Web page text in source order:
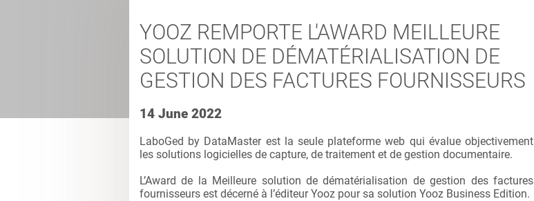
YOOZ REMPORTE L'AWARD MEILLEURE
SOLUTION DE DÉMATÉRIALISATION DE
GESTION DES FACTURES FOURNISSEURS
14 June 2022
LaboGed by DataMaster est la seule plateforme web qui évalue objectivement
les solutions logicielles de capture, de traitement et de gestion documentaire.
L’Award de la Meilleure solution de dématérialisation de gestion des factures
fournisseurs est décerné à l’éditeur Yooz pour sa solution Yooz Business Edition.